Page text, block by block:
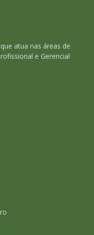
atua nas áreas de
e Gerencial